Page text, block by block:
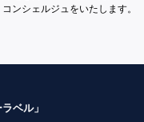
コンシェルジュをいたします。
ベル」